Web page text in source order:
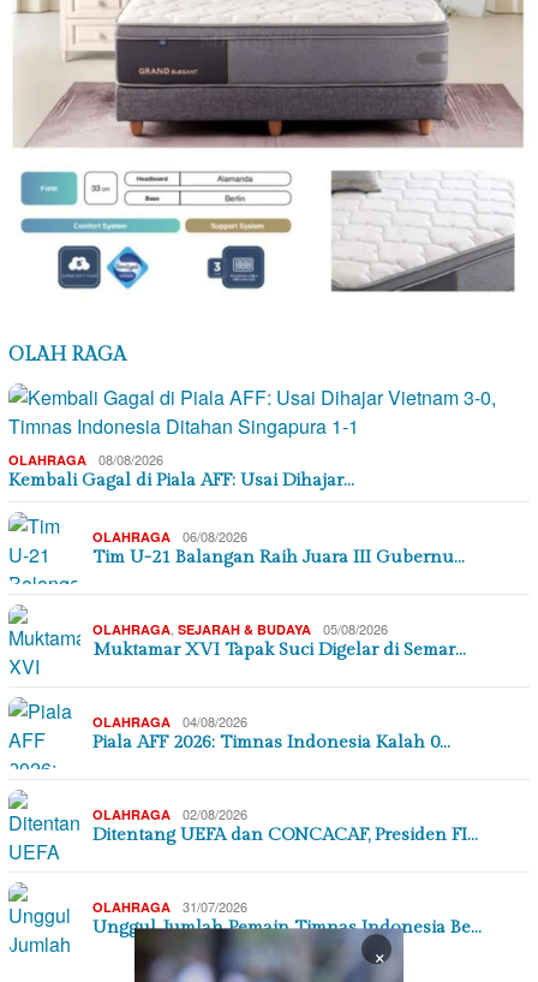
OLAH RAGA
OLAHRAGA 08/08/2026
Kembali Gagal di Piala AFF: Usai Dihajar…
OLAHRAGA 06/08/2026
Tim U-21 Balangan Raih Juara III Gubernu…
OLAHRAGA SEJARAH & BUDAYA 05/08/2026
Muktamar XVI Tapak Suci Digelar di Semar…
OLAHRAGA 04/08/2026
Piala AFF 2026: Timnas Indonesia Kalah 0…
OLAHRAGA 02/08/2026
Ditentang UEFA dan CONCACAF, Presiden FI…
OLAHRAGA 31/07/2026
Unggul Jumlah Pemain Timnas Indonesia Be…
×